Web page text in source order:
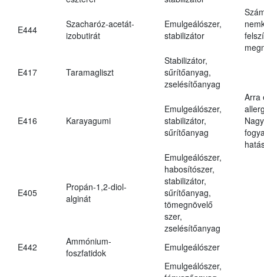
E444
Szacharóz-acetát-
izobutirát
Emulgeálószer,
stabilizátor
E417 Taramagliszt
Stabilizátor,
sűrítőanyag,
zselésítőanyag
E416 Karayagumi
Emulgeálószer,
stabilizátor,
sűrítőanyag
Arra
E405
Propán-1,2-diol-
alginát
Emulgeálószer,
habosítószer,
stabilizátor,
sűrítőanyag,
tömegnövelő
szer,
zselésítőanyag
E442
Ammónium-
foszfatidok
Emulgeálószer
Emulgeálószer,